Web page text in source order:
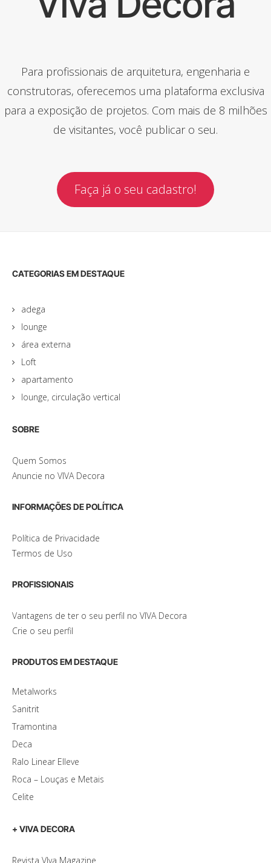
Para profissionais de arquitetura, engenharia e
construtoras, oferecemos uma plataforma exclusiva
para a exposição de projetos. Com mais de 8 milhões
de visitantes, você publicar o seu.
Faça já o seu cadastro!
CATEGORIAS EM DESTAQUE
adega
lounge
área externa
Loft
apartamento
lounge, circulação vertical
SOBRE
Quem Somos
Anuncie no VIVA Decora
INFORMAÇÕES DE POLÍTICA
Política de Privacidade
Termos de Uso
PROFISSIONAIS
Vantagens de ter o seu perfil no VIVA Decora
Crie o seu perfil
PRODUTOS EM DESTAQUE
Metalworks
Sanitrit
Tramontina
Deca
Ralo Linear Elleve
Roca – Louças e Metais
Celite
+ VIVA DECORA
Revista VIva Magazine